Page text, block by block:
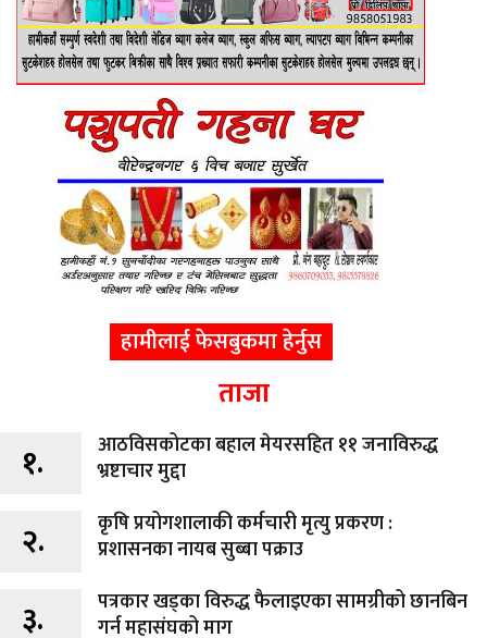
हामीलाई फेसबुकमा हेर्नुस
ताजा
१.
आठविसकोटका बहाल मेयरसहित ११ जनाविरुद्ध
भ्रष्टाचार मुद्दा
२.
कृषि प्रयोगशालाकी कर्मचारी मृत्यु प्रकरण :
प्रशासनका नायब सुब्बा पक्राउ
३.
पत्रकार खड्का विरुद्ध फैलाइएका सामग्रीको छानबिन
गर्न महासंघको माग